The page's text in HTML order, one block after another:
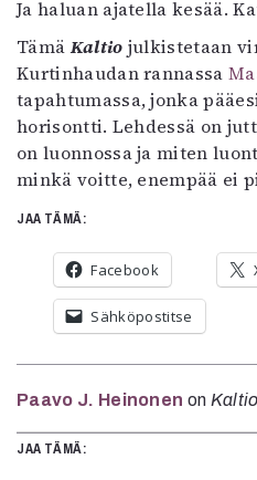
Ja haluan ajatella kesää.
TämäKaltio julkistetaan
Kurtinhaudan rannassa
tapahtumassa, jonka
horisontti. Lehdessä on
on luonnossa ja miten
minkä voitte, enempää ei
JAA TÄMÄ:
Facebook
Sähköpostitse
Paavo J. Heinonen on
JAA TÄMÄ: